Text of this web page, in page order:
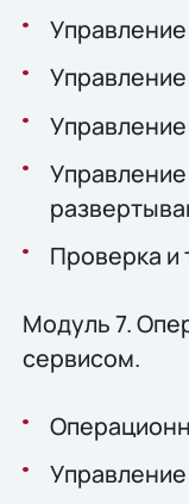
Проверка и
Модуль 7.
сервисом.